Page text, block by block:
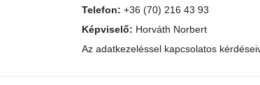
Telefon: +36 (70) 216 43 93
Képviselő: Horváth Norbert
Az adatkezeléssel kapcsolatos